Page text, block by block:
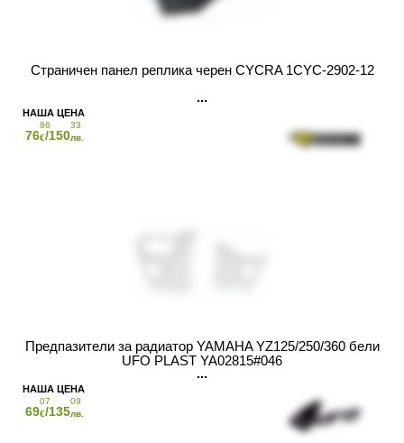
Страничен панел реплика черен CYCRA 1CYC-2902-12
76
86
€/150
33
лв.
Предпазители за радиатор YAMAHA YZ125/250/360 бели
UFO PLAST YA02815#046
69
07
€/135
09
лв.